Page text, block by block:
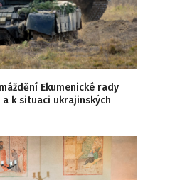
Ekumenické rady
k situaci ukrajinských